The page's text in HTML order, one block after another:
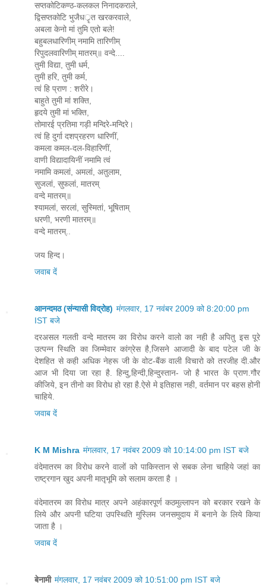
सप्तकोटिकण्ठ-कलकल निनादकराले,
द्विसप्तकोटि भुजैधर्ृत खरकरवाले,
अबला केनो मां तुमि एतो बले!
बहुबलधारिणीम् नमामि तारिणीम्
रिपुदलवारिणीम् मातरम्॥ वन्दे....
तुमी विद्या, तुमी धर्म,
तुमी हरि, तुमी कर्म,
त्वं हि प्राण : शरीरे।
बाहुते तुमी मां शक्ति,
हृदये तुमी मां भक्ति,
तोमारई प्रतिमा गड़ी मन्दिरे-मन्दिरे।
त्वं हि दुर्गा दशप्रहरण धारिणीं,
कमला कमल-दल-विहारिणीं,
वाणी विद्यादायिनीं नमामि त्वं
नमामि कमलां, अमलां, अतुलाम,
सुजलां, सुफलां, मातरम्
वन्दे मातरम्॥
श्यामलां, सरलां, सुस्मितां, भूषिताम्
धरणी, भरणी मातरम्॥
वन्दे मातरम्..
जय हिन्द।
जवाब दें
आनन्दमठ (संन्यासी विद्रोह) मंगलवार, 17 नवंबर 2009 को 8:20:00 pm
IST बजे
दरअसल गलती वन्दे मातरम का विरोध करने वालो का नही है अपितु इस पूरे
उत्पन्न स्थिति का जिम्मेवार कांग्रेस है,जिसने आजादी के बाद पटेल जी के
देशहित से कही अधिक नेहरू जी के वोट-बैंक वाली विचारो को तरजीह दी.और
आज भी दिया जा रहा है. हिन्दु,हिन्दी,हिन्दुस्तान- जो है भारत के प्राण.गौर
कीजिये, इन तीनो का विरोध हो रहा है.ऐसे मे इतिहास नही, वर्तमान पर बहस होनी
चाहिये.
जवाब दें
K M Mishra मंगलवार, 17 नवंबर 2009 को 10:14:00 pm IST बजे
वंदेमातरम का विरोध करने वालों को पाकिस्तान से सबक लेना चाहिये जहां का
राष्ट्रगान खुद अपनी मातृभूमि को सलाम करता है ।
वंदेमातरम का विरोध मात्र अपने अहंकारपूर्ण कठमुल्लापन को बरकार रखने के
लिये और अपनी घटिया उपस्थिति मुस्लिम जनसमुदाय में बनाने के लिये किया
जाता है ।
जवाब दें
बेनामी मंगलवार, 17 नवंबर 2009 को 10:51:00 pm IST बजे